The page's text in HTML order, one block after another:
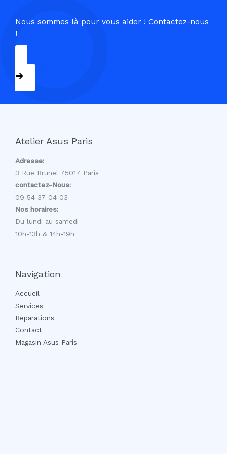
Nous sommes là pour vous aider ! Contactez-nous
!
09 54 37 04 03
Atelier Asus Paris
Adresse:
3 Rue Brunel 75017 Paris
contactez-Nous:
09 54 37 04 03
Nos horaires:
Du lundi au samedi
10h-13h & 14h-19h
Navigation
Accueil
Services
Réparations
Contact
Magasin Asus Paris